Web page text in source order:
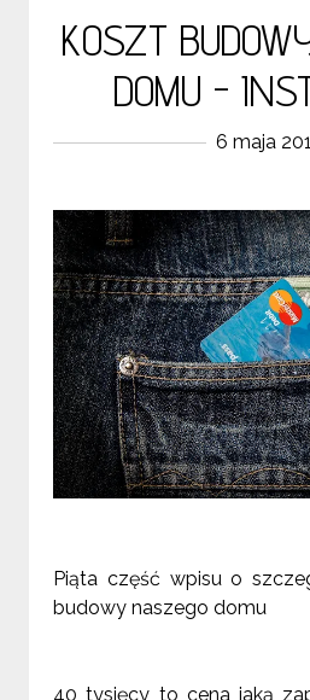
KOSZT
DOMU -
6 maja
Piąta część wpisu o
budowy naszego domu
40 tysięcy to cena jaką